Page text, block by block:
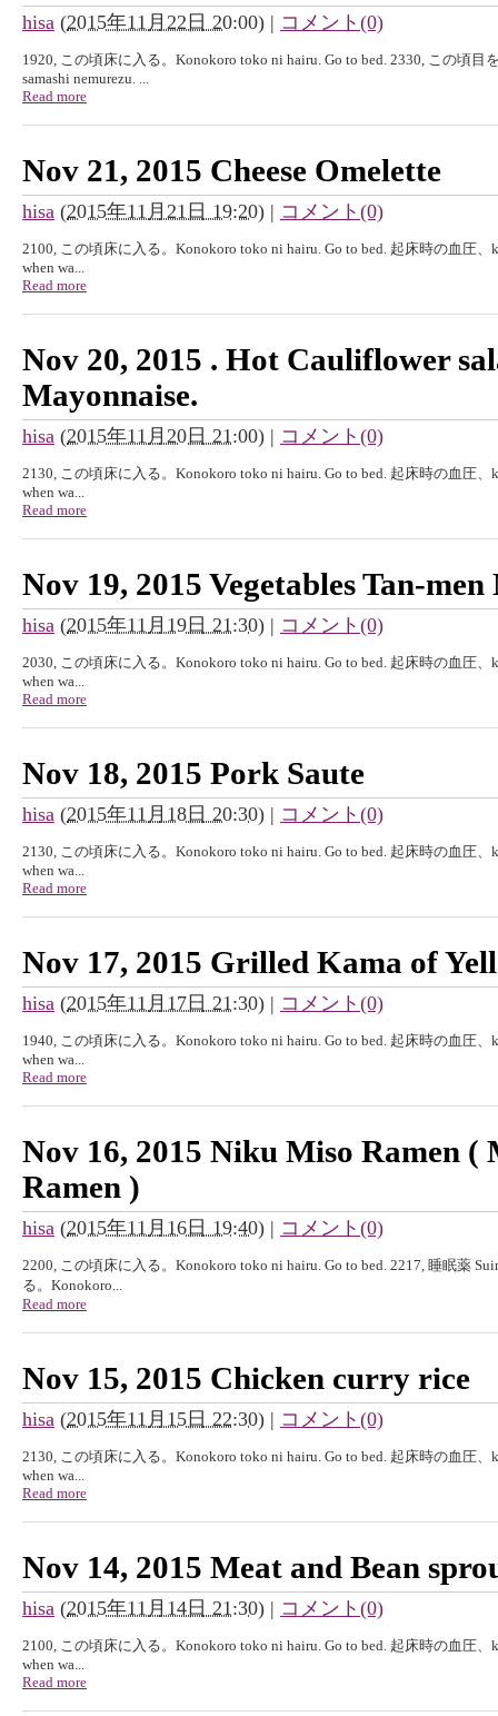
hisa (2015年11月22日 20:00) | コメント(0)
1920, この頃床に入る。Konokoro toko ni hairu. Go to bed. 2330, この頃目
samashi nemurezu. ...
Read more
Nov 21, 2015 Cheese Omelette
hisa (2015年11月21日 19:20) | コメント(0)
2100, この頃床に入る。Konokoro toko ni hairu. Go to bed. 起床時の血圧、
when wa...
Read more
Nov 20, 2015 . Hot Cauliflower
Mayonnaise.
hisa (2015年11月20日 21:00) | コメント(0)
2130, この頃床に入る。Konokoro toko ni hairu. Go to bed. 起床時の血圧、
when wa...
Read more
Nov 19, 2015 Vegetables Tan-men
hisa (2015年11月19日 21:30) | コメント(0)
2030, この頃床に入る。Konokoro toko ni hairu. Go to bed. 起床時の血圧、
when wa...
Read more
Nov 18, 2015 Pork Saute
hisa (2015年11月18日 20:30) | コメント(0)
2130, この頃床に入る。Konokoro toko ni hairu. Go to bed. 起床時の血圧、
when wa...
Read more
Nov 17, 2015 Grilled Kama of
hisa (2015年11月17日 21:30) | コメント(0)
1940, この頃床に入る。Konokoro toko ni hairu. Go to bed. 起床時の血圧、
when wa...
Read more
Nov 16, 2015 Niku Miso Ramen (
Ramen )
hisa (2015年11月16日 19:40) | コメント(0)
2200, この頃床に入る。Konokoro toko ni hairu. Go to bed. 2217, 睡眠薬
る。Konokoro...
Read more
Nov 15, 2015 Chicken curry rice
hisa (2015年11月15日 22:30) | コメント(0)
2130, この頃床に入る。Konokoro toko ni hairu. Go to bed. 起床時の血圧、
when wa...
Read more
Nov 14, 2015 Meat and Bean
hisa (2015年11月14日 21:30) | コメント(0)
2100, この頃床に入る。Konokoro toko ni hairu. Go to bed. 起床時の血圧、
when wa...
Read more